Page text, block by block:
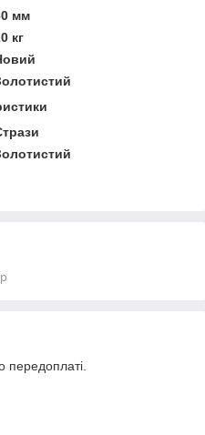
мм
кг
передоплаті.